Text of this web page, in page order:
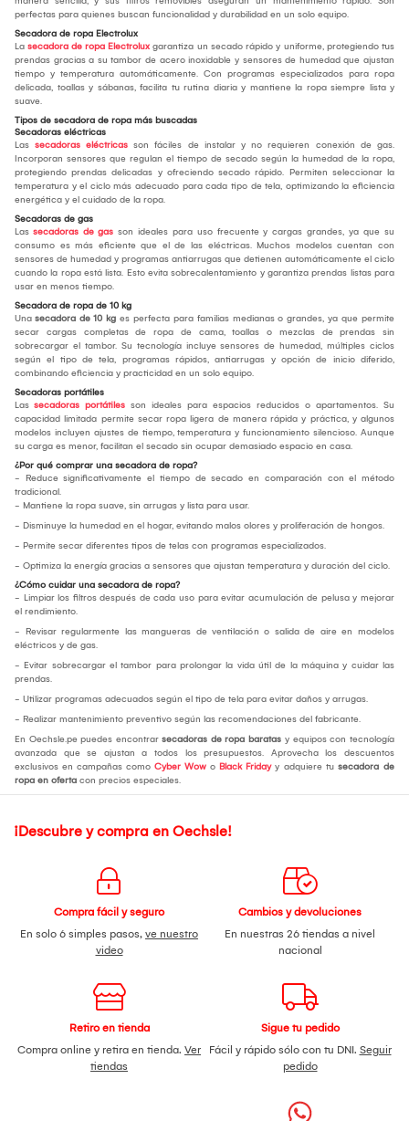
perfectas para quienes buscan funcionalidad y durabilidad en un solo equipo.
Secadora de ropa Electrolux
La secadora de ropa Electrolux garantiza un secado rápido y uniforme, protegiendo tus
prendas gracias a su tambor de acero inoxidable y sensores de humedad que ajustan
tiempo y temperatura automáticamente. Con programas especializados para ropa
delicada, toallas y sábanas, facilita tu rutina diaria y mantiene la ropa siempre lista y
suave.
Tipos de secadora de ropa más buscadas
Secadoras eléctricas
Las secadoras eléctricas son fáciles de instalar y no requieren conexión de gas.
Incorporan sensores que regulan el tiempo de secado según la humedad de la ropa,
protegiendo prendas delicadas y ofreciendo secado rápido. Permiten seleccionar la
temperatura y el ciclo más adecuado para cada tipo de tela, optimizando la eficiencia
energética y el cuidado de la ropa.
Secadoras de gas
Las secadoras de gas son ideales para uso frecuente y cargas grandes, ya que su
consumo es más eficiente que el de las eléctricas. Muchos modelos cuentan con
sensores de humedad y programas antiarrugas que detienen automáticamente el ciclo
cuando la ropa está lista. Esto evita sobrecalentamiento y garantiza prendas listas para
usar en menos tiempo.
Secadora de ropa de 10 kg
Una secadora de 10 kg es perfecta para familias medianas o grandes, ya que permite
secar cargas completas de ropa de cama, toallas o mezclas de prendas sin
sobrecargar el tambor. Su tecnología incluye sensores de humedad, múltiples ciclos
según el tipo de tela, programas rápidos, antiarrugas y opción de inicio diferido,
combinando eficiencia y practicidad en un solo equipo.
Secadoras portátiles
Las secadoras portátiles son ideales para espacios reducidos o apartamentos. Su
capacidad limitada permite secar ropa ligera de manera rápida y práctica, y algunos
modelos incluyen ajustes de tiempo, temperatura y funcionamiento silencioso. Aunque
su carga es menor, facilitan el secado sin ocupar demasiado espacio en casa.
¿Por qué comprar una secadora de ropa?
- Reduce significativamente el tiempo de secado en comparación con el método
tradicional.
- Mantiene la ropa suave, sin arrugas y lista para usar.
- Disminuye la humedad en el hogar, evitando malos olores y proliferación de hongos.
- Permite secar diferentes tipos de telas con programas especializados.
- Optimiza la energía gracias a sensores que ajustan temperatura y duración del ciclo.
¿Cómo cuidar una secadora de ropa?
- Limpiar los filtros después de cada uso para evitar acumulación de pelusa y mejorar
el rendimiento.
- Revisar regularmente las mangueras de ventilación o salida de aire en modelos
eléctricos y de gas.
- Evitar sobrecargar el tambor para prolongar la vida útil de la máquina y cuidar las
prendas.
- Utilizar programas adecuados según el tipo de tela para evitar daños y arrugas.
- Realizar mantenimiento preventivo según las recomendaciones del fabricante.
En Oechsle.pe puedes encontrar secadoras de ropa baratas y equipos con tecnología
avanzada que se ajustan a todos los presupuestos. Aprovecha los descuentos
exclusivos en campañas como Cyber Wow o Black Fridayy adquiere tu secadora de
ropa en oferta con precios especiales.
¡Descubre y compra en Oechsle!
Compra fácil y seguro
En solo 6 simples pasos, ve nuestro
video
Cambios y devoluciones
En nuestras 26 tiendas a nivel
nacional
Retiro en tienda
Compra online y retira en tienda. Ver
tiendas
Sigue tu pedido
Fácil y rápido sólo con tu DNI. Seguir
pedido